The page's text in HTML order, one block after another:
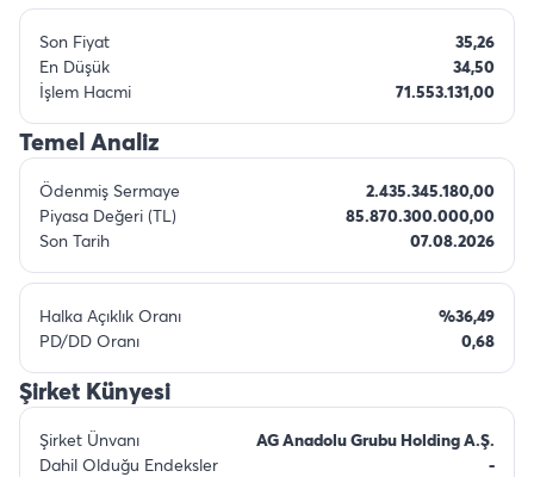
Son Fiyat
35,26
En Düşük
34,50
İşlem Hacmi
71.553.131,00
Temel Analiz
Ödenmiş Sermaye
2.435.345.180,00
Piyasa Değeri (TL)
85.870.300.000,00
Son Tarih
07.08.2026
Halka Açıklık Oranı
%36,49
PD/DD Oranı
0,68
Şirket Künyesi
Şirket Ünvanı
AG Anadolu Grubu Holding A.Ş.
Dahil Olduğu Endeksler
-